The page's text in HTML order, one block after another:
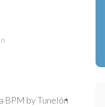
BPM by Tunelón